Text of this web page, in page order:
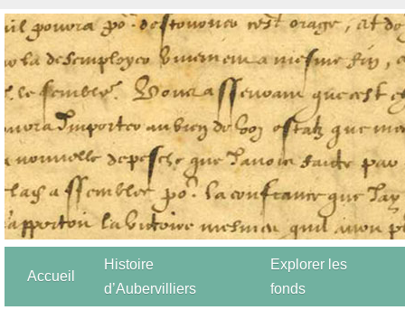
Accueil
Histoire
d’Aubervilliers
Explorer les
fonds